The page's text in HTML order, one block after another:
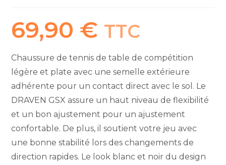
69,90 € TTC
Chaussure de tennis de table de compétition
légère et plate avec une semelle extérieure
adhérente pour un contact direct avec le sol. Le
DRAVEN GSX assure un haut niveau de flexibilité
et un bon ajustement pour un ajustement
confortable. De plus, il soutient votre jeu avec
une bonne stabilité lors des changements de
direction rapides. Le look blanc et noir du design